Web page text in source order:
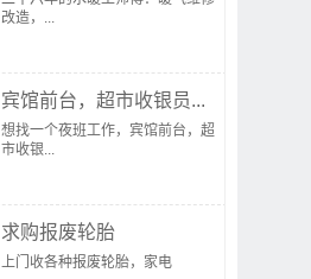
改造，...
宾馆前台，超市收银员...
想找一个夜班工作，宾馆前台，超
市收银...
求购报废轮胎
上门收各种报废轮胎，家电